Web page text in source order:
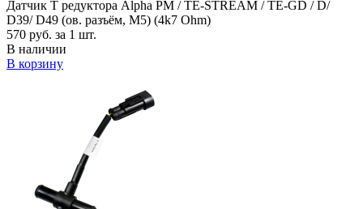
Датчик Т редуктора Alpha PM / TE-STREAM / TE-GD / D/
D39/ D49 (ов. разъём, M5) (4k7 Ohm)
570 руб. за 1 шт.
В наличии
В корзину